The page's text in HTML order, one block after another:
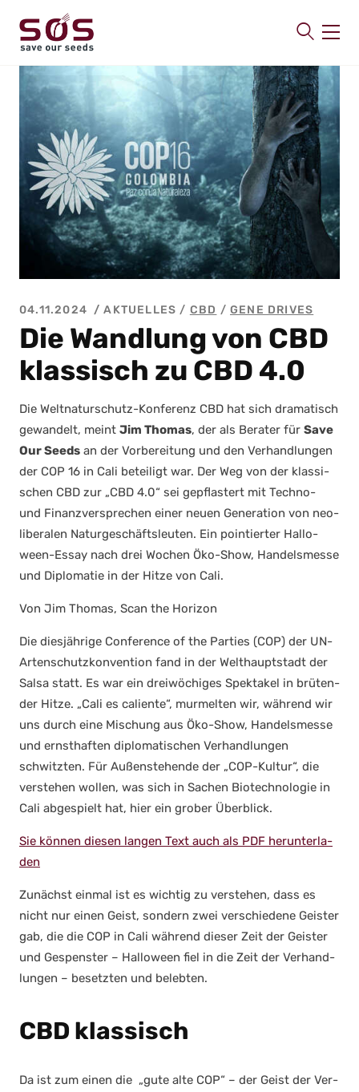
SAVE OUR SEEDS
Über uns
Aktuelles
Mitmachen
Publikationen
Kontakt
04.11.2024 AKTUELLES / CBD /GENE DRIVES
Die Wandlung von CBD
klassisch zu CBD 4.0
Die Welt­na­tur­schutz-Kon­fe­renz CBD hat sich dra­ma­tisch
gewan­delt, meint Jim Tho­mas, der als Bera­ter für Save
Our Seeds an der Vor­be­rei­tung und den Ver­hand­lun­gen
der COP 16 in Cali betei­ligt war. Der Weg von der klas­si­
schen CBD zur „CBD 4.0“ sei gepflas­tert mit Tech­no-
und Finanz­ver­spre­chen einer neu­en Gene­ra­ti­on von neo­
li­be­ra­len Natur­ge­schäfts­leu­ten. Ein poin­tier­ter Hal­lo­
ween-Essay nach drei Wochen Öko-Show, Han­dels­mes­se
und Diplo­ma­tie in der Hit­ze von Cali.
Von Jim Tho­mas, Scan the Hori­zon
Die dies­jäh­ri­ge Con­fe­rence of the Par­ties (COP) der UN-
Arten­schutz­kon­ven­ti­on fand in der Welt­haupt­stadt der
Sal­sa statt. Es war ein drei­wö­chi­ges Spek­ta­kel in brü­ten­
der Hit­ze. „Cali es cali­en­te“, mur­mel­ten wir, wäh­rend wir
uns durch eine Mischung aus Öko-Show, Han­dels­mes­se
und ernst­haf­ten diplo­ma­ti­schen Ver­hand­lun­gen
schwitz­ten. Für Außen­ste­hen­de der „COP-Kul­tur“, die
ver­ste­hen wol­len, was sich in Sachen Bio­tech­no­lo­gie in
Cali abge­spielt hat, hier ein gro­ber Über­blick.
Sie kön­nen die­sen lan­gen Text auch als PDF her­un­ter­la­
den
Zunächst ein­mal ist es wich­tig zu ver­ste­hen, dass es
nicht nur einen Geist, son­dern zwei ver­schie­de­ne Geis­ter
gab, die die COP in Cali wäh­rend die­ser Zeit der Geis­ter
und Gespens­ter – Hal­lo­ween fiel in die Zeit der Ver­hand­
lun­gen – besetz­ten und beleb­ten.
CBD klassisch
Da ist zum einen die „gute alte COP“ – der Geist der Ver­